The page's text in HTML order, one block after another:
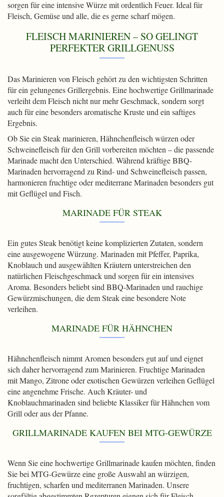
sorgen für eine intensive Würze mit ordentlich Feuer. Ideal für
Fleisch, Gemüse und alle, die es gerne scharf mögen.
FLEISCH MARINIEREN – SO GELINGT
PERFEKTER GRILLGENUSS
Das Marinieren von Fleisch gehört zu den wichtigsten Schritten
für ein gelungenes Grillergebnis. Eine hochwertige Grillmarinade
verleiht dem Fleisch nicht nur mehr Geschmack, sondern sorgt
auch für eine besonders aromatische Kruste und ein saftiges
Ergebnis.
Ob Sie ein Steak marinieren, Hähnchenfleisch würzen oder
Schweinefleisch für den Grill vorbereiten möchten – die passende
Marinade macht den Unterschied. Während kräftige BBQ-
Marinaden hervorragend zu Rind- und Schweinefleisch passen,
harmonieren fruchtige oder mediterrane Marinaden besonders gut
mit Geflügel und Fisch.
MARINADE FÜR STEAK
Ein gutes Steak benötigt keine komplizierten Zutaten, sondern
eine ausgewogene Würzung. Marinaden mit Pfeffer, Paprika,
Knoblauch und ausgewählten Kräutern unterstreichen den
natürlichen Fleischgeschmack und sorgen für ein intensives
Aroma. Besonders beliebt sind BBQ-Marinaden und rauchige
Gewürzmischungen, die dem Steak eine besondere Note
verleihen.
MARINADE FÜR HÄHNCHEN
Hähnchenfleisch nimmt Aromen besonders gut auf und eignet
sich daher hervorragend zum Marinieren. Fruchtige Marinaden
mit Mango, Zitrone oder exotischen Gewürzen verleihen Geflügel
eine angenehme Frische. Auch Kräuter- und
Knoblauchmarinaden sind beliebte Klassiker für Hähnchen vom
Grill oder aus der Pfanne.
GRILLMARINADE KAUFEN BEI MTG-GEWÜRZE
Wenn Sie eine hochwertige Grillmarinade kaufen möchten, finden
Sie bei MTG-Gewürze eine große Auswahl an würzigen,
fruchtigen, scharfen und mediterranen Marinaden. Unsere